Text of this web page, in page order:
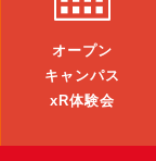
オープン
キャンパス
xR体験会